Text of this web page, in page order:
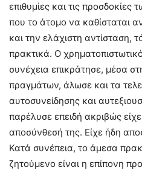
επιθυμίες και τις
που το άτομο να καθίσταται
και την ελάχιστη αντίσταση,
πρακτικά. Ο
συνέχεια επικράτησε, μέσα
πραγμάτων, άλωσε και τα
αυτοσυνείδησης και
παρέλυσε επειδή ακριβώς
αποσύνθεσή της. Είχε ήδη
Κατά συνέπεια, το άμεσα
ζητούμενο είναι η επίπονη